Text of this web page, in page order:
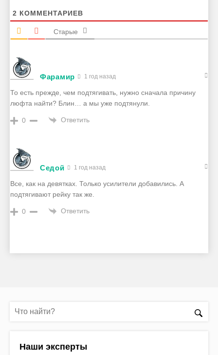
2 КОММЕНТАРИЕВ
Старые
Фарамир 1 год назад
То есть прежде, чем подтягивать, нужно сначала причину
люфта найти? Блин… а мы уже подтянули.
0 Ответить
Седой 1 год назад
Все, как на девятках. Только усилители добавились. А
подтягивают рейку так же.
0 Ответить
Наши эксперты